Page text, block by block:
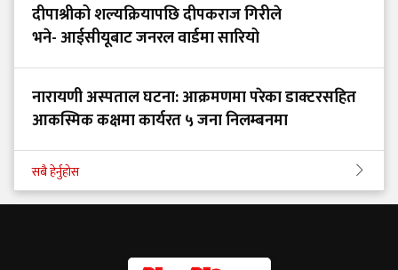
दीपाश्रीको शल्यक्रियापछि दीपकराज गिरीले
भने- आईसीयूबाट जनरल वार्डमा सारियो
नारायणी अस्पताल घटना: आक्रमणमा परेका डाक्टरसहित
आकस्मिक कक्षमा कार्यरत ५ जना निलम्बनमा
सबै हेर्नुहोस